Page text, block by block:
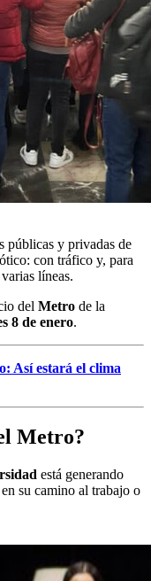
públicas y privadas de
con tráfico y, para
líneas.
del Metro de la
8 de enero.
Así estará el clima
Metro?
está generando
su camino al trabajo o